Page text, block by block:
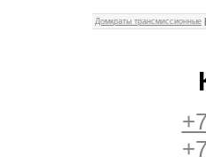
Домкраты трансмиссионные